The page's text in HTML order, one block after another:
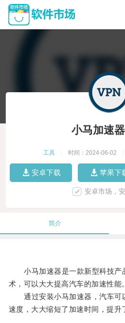
小马加速
工具 时间：2024-06-02
安卓下载 苹果下
安卓市场，
简介
小马加速器是一款新型科技产
术，可以大大提高汽车的加速性能。
通过安装小马加速器，汽车可
速度，大大缩短了加速时间，提升